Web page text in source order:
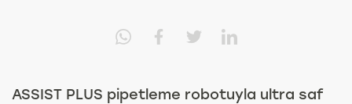
ASSIST PLUS pipetleme robotuyla ultra saf